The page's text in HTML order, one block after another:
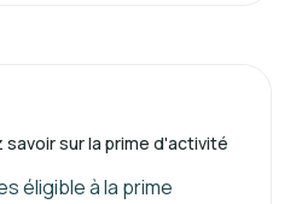
sur la prime d'activité
éligible à la prime